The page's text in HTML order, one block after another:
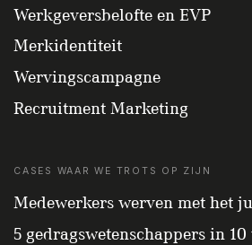
Werkgeversbelofte en EVP
Merkidentiteit
Wervingscampagne
Recruitment Marketing
CASES WAAR WE TROTS OP ZIJN
Medewerkers werven met het
5 gedragswetenschappers in 10